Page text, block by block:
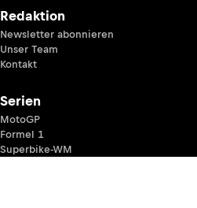
Redaktion
Newsletter abonnieren
Unser Team
Kontakt
Serien
MotoGP
Formel 1
Superbike-WM